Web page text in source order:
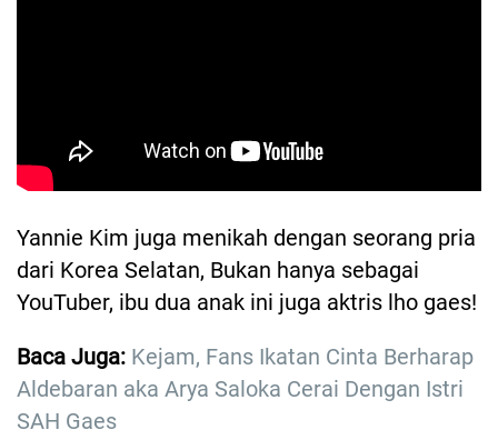
Yannie Kim juga menikah dengan seorang pria
dari Korea Selatan, Bukan hanya sebagai
YouTuber, ibu dua anak ini juga aktris lho gaes!
Baca Juga: Kejam, Fans Ikatan Cinta Berharap
Aldebaran aka Arya Saloka Cerai Dengan Istri
SAH Gaes